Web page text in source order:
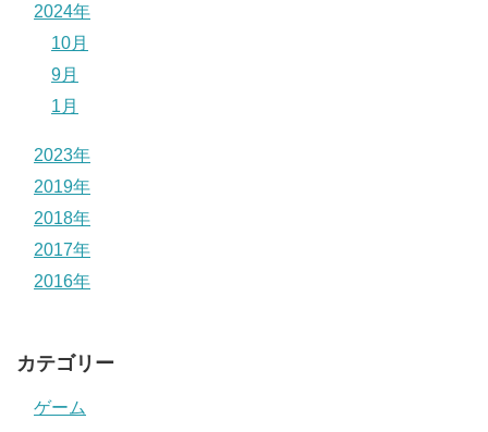
2024年
10月
9月
1月
2023年
2019年
2018年
2017年
2016年
カテゴリー
ゲーム